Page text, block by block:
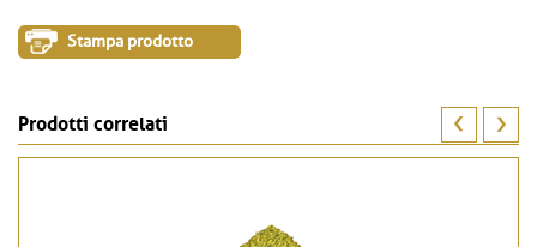
Stampa prodotto
Prodotti correlati